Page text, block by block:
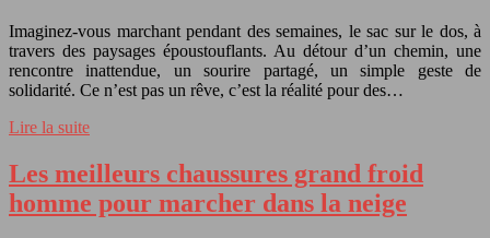
Imaginez-vous marchant pendant des semaines, le sac sur le dos, à
travers des paysages époustouflants. Au détour d’un chemin, une
rencontre inattendue, un sourire partagé, un simple geste de
solidarité. Ce n’est pas un rêve, c’est la réalité pour des…
Lire la suite
Les meilleurs chaussures grand froid
homme pour marcher dans la neige